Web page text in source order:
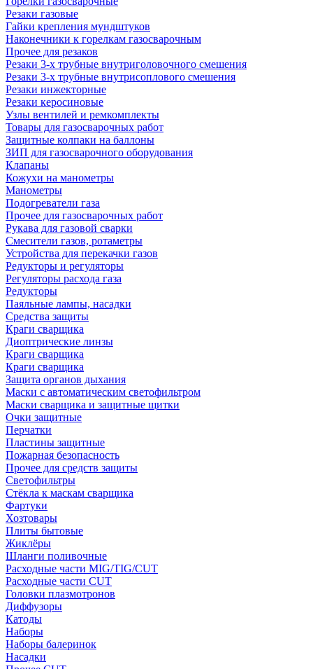
Резаки газовые
Гайки крепления мундштуков
Наконечники к горелкам газосварочным
Прочее для резаков
Резаки 3-х трубные внутриголовочного смешения
Резаки 3-х трубные внутрисоплового смешения
Резаки инжекторные
Резаки керосиновые
Узлы вентилей и ремкомплекты
Товары для газосварочных работ
Защитные колпаки на баллоны
ЗИП для газосварочного оборудования
Клапаны
Кожухи на манометры
Манометры
Подогреватели газа
Прочее для газосварочных работ
Рукава для газовой сварки
Смесители газов, ротаметры
Устройства для перекачки газов
Редукторы и регуляторы
Регуляторы расхода газа
Редукторы
Паяльные лампы, насадки
Средства защиты
Краги сварщика
Диоптрические линзы
Краги сварщика
Краги сварщика
Защита органов дыхания
Маски с автоматическим светофильтром
Маски сварщика и защитные щитки
Очки защитные
Перчатки
Пластины защитные
Пожарная безопасность
Прочее для средств защиты
Светофильтры
Стёкла к маскам сварщика
Фартуки
Хозтовары
Плиты бытовые
Жиклёры
Шланги поливочные
Расходные части MIG/TIG/CUT
Расходные части CUT
Головки плазмотронов
Диффузоры
Катоды
Наборы
Наборы балеринок
Насадки